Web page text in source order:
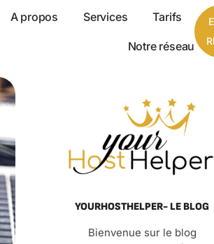
A propos Services Tarifs
Notre réseau
YOURHOSTHELPER- LE BLOG
Bienvenue sur le blog